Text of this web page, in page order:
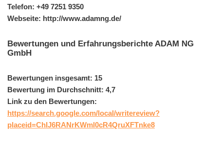
Telefon: +49 7251 9350
Webseite: http://www.adamng.de/
Bewertungen und Erfahrungsberichte ADAM NG
GmbH
Bewertungen insgesamt: 15
Bewertung im Durchschnitt: 4,7
Link zu den Bewertungen:
https://search.google.com/local/writereview?
placeid=ChIJ6RANrKWml0cR4QruXFTnke8